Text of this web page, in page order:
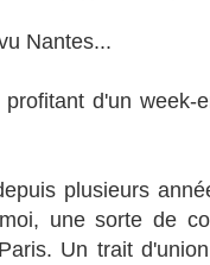
Nantes...
d'un
plusieurs
une sorte de
Un trait